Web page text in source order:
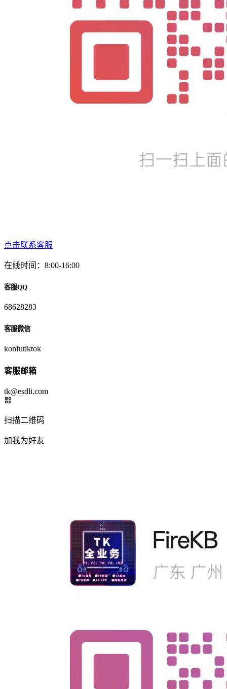
点击联系客服
在线时间：8:00-16:00
客服QQ
68628283
客服微信
konfutiktok
客服邮箱
tk@esdli.com
扫描二维码
加我为好友